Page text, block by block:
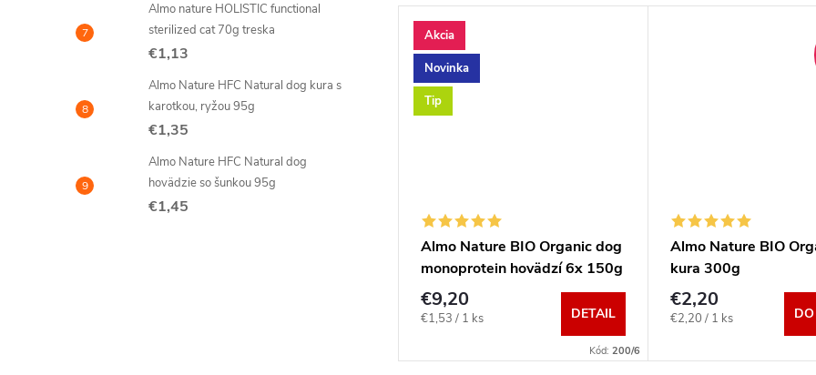
Almo nature HOLISTIC functional
sterilized cat 70g treska
€1,13
Almo Nature HFC Natural dog kura s
karotkou, ryžou 95g
€1,35
Almo Nature HFC Natural dog
hovädzie so šunkou 95g
€1,45
Akcia
Novinka
Tip
Almo Nature BIO Organic dog
monoprotein hovädzí 6x 150g
€9,20
Jednotková
€1,53 / 1 ks DETAIL
Kód: 200/6
Almo Nature BIO
kura 300g
€2,20
Jednotková
€2,20 / 1 ks